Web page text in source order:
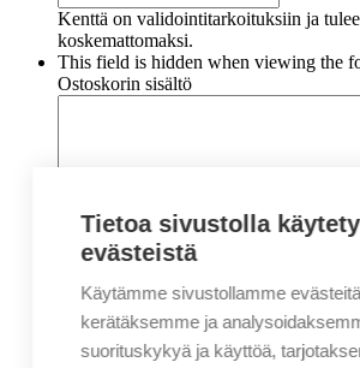
Kenttä on validointitarkoituksiin ja
koskemattomaksi.
This field is hidden when viewing the
Ostoskorin sisältö
Nimi*
Etunimi
Sukunimi
Tietoa sivustolla
evästeistä
Käytämme sivustollamme evästeitä
kerätäksemme ja
suorituskykyä ja käyttöä,